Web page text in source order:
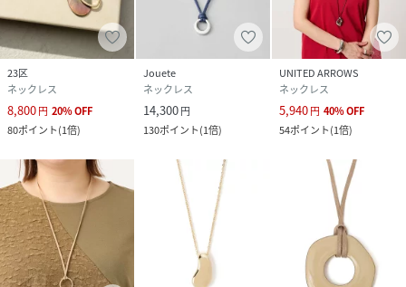
23区
ネックレス
8,800円 20%OFF
80ポイント(1倍)
Jouete
ネックレス
14,300円
130ポイント(1倍)
UNITED ARROWS
ネックレス
5,940円 40%OFF
54ポイント(1倍)